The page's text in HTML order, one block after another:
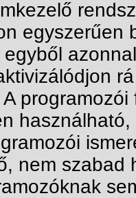
egyszerűen
nem szabad